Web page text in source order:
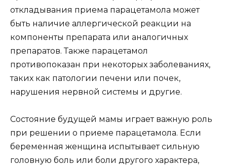
откладывания приема парацетамола может
быть наличие аллергической реакции на
компоненты препарата или аналогичных
препаратов. Также парацетамол
противопоказан при некоторых заболеваниях,
таких как патологии печени или почек,
нарушения нервной системы и другие.
Состояние будущей мамы играет важную роль
при решении о приеме парацетамола. Если
беременная женщина испытывает сильную
головную боль или боли другого характера,